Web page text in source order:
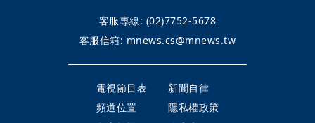
客服專線: (02)7752-5678
客服信箱: mnews.cs@mnews.tw
電視節目表
新聞自律
頻道位置
隱私權政策